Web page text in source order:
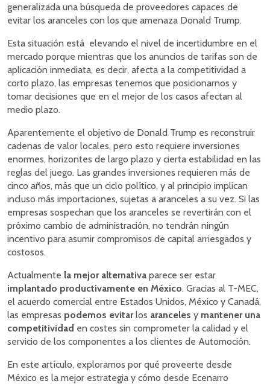
generalizada una búsqueda de proveedores capaces de
evitar los aranceles con los que amenaza Donald Trump.
Esta situación está elevando el nivel de incertidumbre en el
mercado porque mientras que los anuncios de tarifas son de
aplicación inmediata, es decir, afecta a la competitividad a
corto plazo, las empresas tenemos que posicionarnos y
tomar decisiones que en el mejor de los casos afectan al
medio plazo.
Aparentemente el objetivo de Donald Trump es reconstruir
cadenas de valor locales, pero esto requiere inversiones
enormes, horizontes de largo plazo y cierta estabilidad en las
reglas del juego. Las grandes inversiones requieren más de
cinco años, más que un ciclo político, y al principio implican
incluso más importaciones, sujetas a aranceles a su vez. Si las
empresas sospechan que los aranceles se revertirán con el
próximo cambio de administración, no tendrán ningún
incentivo para asumir compromisos de capital arriesgados y
costosos.
Actualmente la mejor alternativa parece ser estar
implantado productivamente en México. Gracias al T-MEC,
el acuerdo comercial entre Estados Unidos, México y Canadá,
las empresas podemos evitarlos aranceles y mantener una
competitividad en costes sin comprometer la calidad y el
servicio de los componentes a los clientes de Automoción.
En este artículo, exploramos por qué proveerte desde
México es la mejor estrategia y cómo desde Ecenarro